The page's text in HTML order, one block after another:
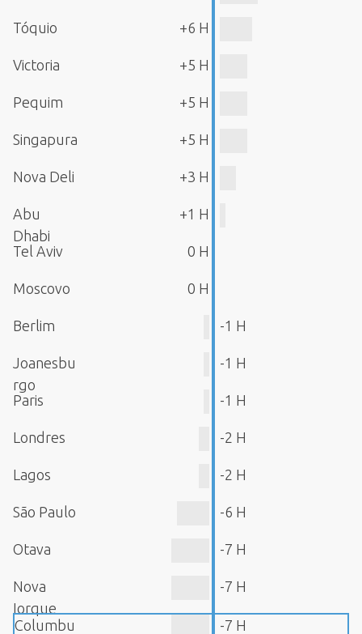
Tóquio +6 H
Victoria +5 H
Pequim +5 H
Singapura +5 H
Nova Deli +3 H
Abu
Dhabi
+1 H
Tel Aviv 0 H
Moscovo 0 H
Berlim -1 H
Joanesbu
rgo
-1 H
Paris -1 H
Londres -2 H
Lagos -2 H
São Paulo -6 H
Otava -7 H
Nova
Iorque
-7 H
Columbu -7 H